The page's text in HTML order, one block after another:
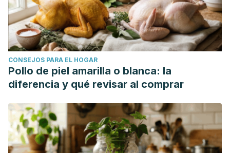
CONSEJOS PARA EL HOGAR
Pollo de piel amarilla o blanca: la
diferencia y qué revisar al comprar